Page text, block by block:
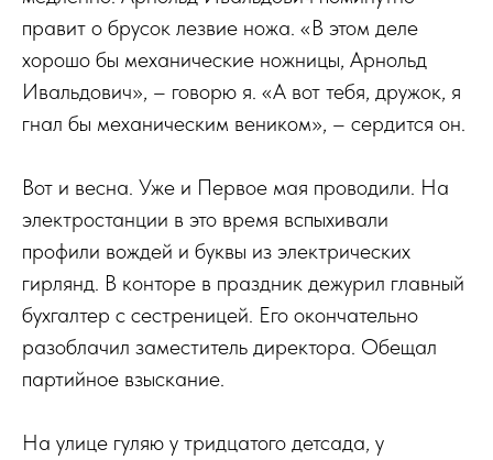
правит о брусок лезвие ножа. «В этом деле
хорошо бы механические ножницы, Арнольд
Ивальдович», – говорю я. «А вот тебя, дружок, я
гнал бы механическим веником», – сердится он.
Вот и весна. Уже и Первое мая проводили. На
электростанции в это время вспыхивали
профили вождей и буквы из электрических
гирлянд. В конторе в праздник дежурил главный
бухгалтер с сестреницей. Его окончательно
разоблачил заместитель директора. Обещал
партийное взыскание.
На улице гуляю у тридцатого детсада, у